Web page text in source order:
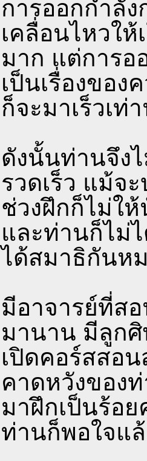
การออกกำลัง
เคลื่อนไหวให้
มาก แต่การอ
เป็นเรื่องของ
ก็จะมาเร็วเท่
ดังนั้นท่านจึงไ
รวดเร็ว แม้จ
ช่วงฝึกก็ไม่ให้
และท่านก็ไม่
ได้สมาธิกันห
มีอาจารย์ที่ส
มานาน มีลูก
เปิดคอร์สสอ
คาดหวังของ
มาฝึกเป็นร้อ
ท่านก็พอใจแ